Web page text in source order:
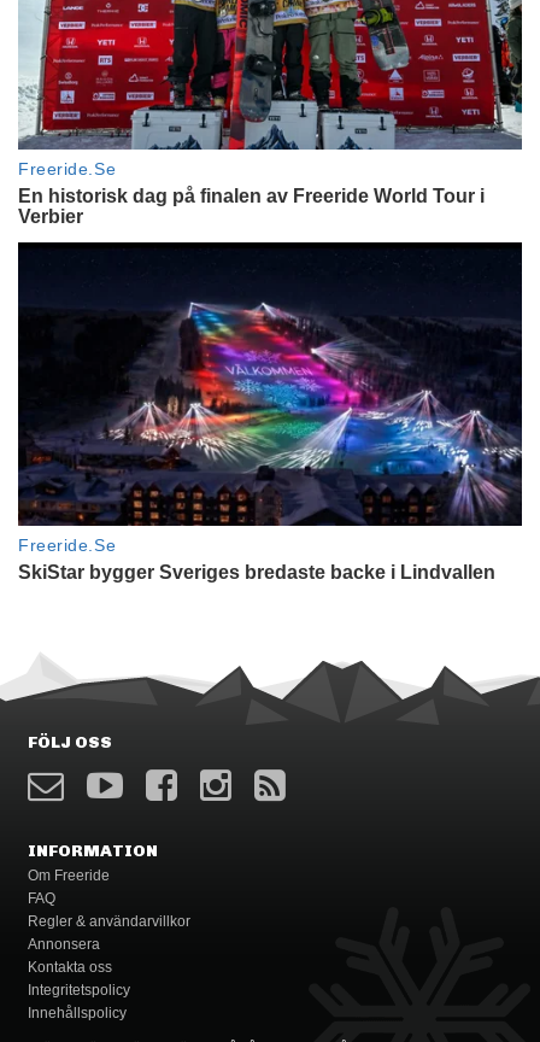
FÖLJ OSS
INFORMATION
Om Freeride
FAQ
Regler & användarvillkor
Annonsera
Kontakta oss
Integritetspolicy
Innehållspolicy